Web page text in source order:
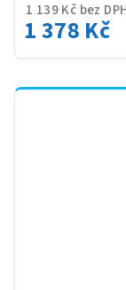
1 139 Kč bez
1 378 Kč